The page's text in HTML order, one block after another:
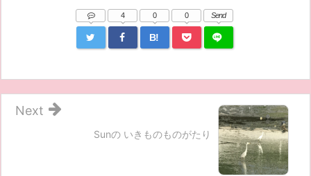
4
B!
0 0 Send
Sunの いきものものがたり
Next